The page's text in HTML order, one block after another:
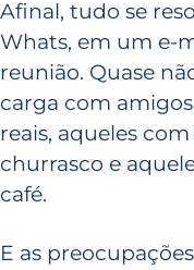
Afinal, tudo se
Whats, em um e-
reunião. Quase
carga com
reais, aqueles
churrasco e
café.
E as